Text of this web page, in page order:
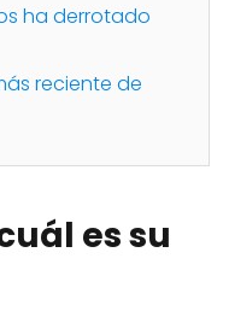
ha derrotado
reciente de
es su